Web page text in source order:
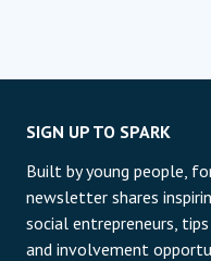
SIGN UP TO SPARK
Built by young people,
newsletter shares
social entrepreneurs,
and involvement